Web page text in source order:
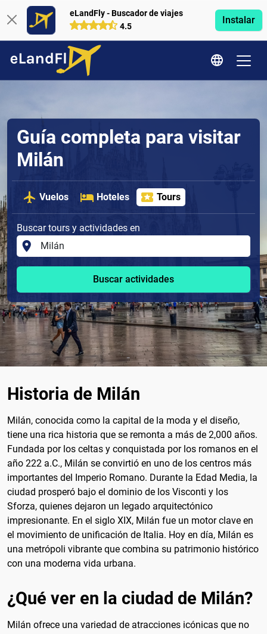
eLandFly - Buscador de viajes
4.5
Instalar
Guía completa para visitar
Milán
Vuelos Hoteles Tours
Buscar tours y actividades en
Buscar actividades
Historia de Milán
Milán, conocida como la capital de la moda y el diseño,
tiene una rica historia que se remonta a más de 2,000 años.
Fundada por los celtas y conquistada por los romanos en el
año 222 a.C., Milán se convirtió en uno de los centros más
importantes del Imperio Romano. Durante la Edad Media, la
ciudad prosperó bajo el dominio de los Visconti y los
Sforza, quienes dejaron un legado arquitectónico
impresionante. En el siglo XIX, Milán fue un motor clave en
el movimiento de unificación de Italia. Hoy en día, Milán es
una metrópoli vibrante que combina su patrimonio histórico
con una moderna vida urbana.
¿Qué ver en la ciudad de Milán?
Milán ofrece una variedad de atracciones icónicas que no